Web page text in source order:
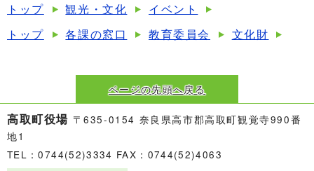
トップ
観光・文化
イベント
トップ
各課の窓口 教育委員会 文化財
ページの先頭へ戻る
高取町役場 〒635-0154 奈良県高市郡高取町観覚寺990番
地1
TEL：0744(52)3334 FAX：0744(52)4063